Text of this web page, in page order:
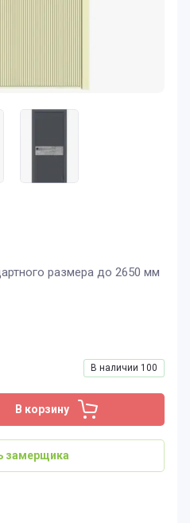
размера до 2650 мм
В наличии 100
В корзину
замерщика